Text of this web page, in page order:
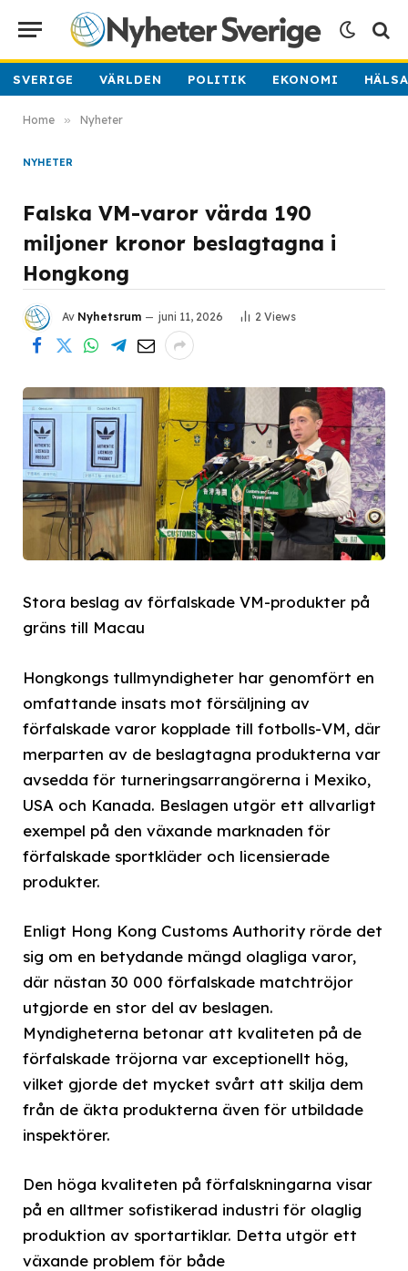
SVERIGE VÄRLDEN POLITIK EKONOMI
Home » Nyheter
NYHETER
Falska VM-varor värda 190
miljoner kronor beslagtagna i
Hongkong
Av Nyhetsrum juni 11, 2026 2 Views
Stora beslag av förfalskade VM-produkter på
gräns till Macau
Hongkongs tullmyndigheter har genomfört en
omfattande insats mot försäljning av
förfalskade varor kopplade till fotbolls-VM, där
merparten av de beslagtagna produkterna var
avsedda för turneringsarrangörerna i Mexiko,
USA och Kanada. Beslagen utgör ett allvarligt
exempel på den växande marknaden för
förfalskade sportkläder och licensierade
produkter.
Enligt Hong Kong Customs Authority rörde det
sig om en betydande mängd olagliga varor,
där nästan 30 000 förfalskade matchtröjor
utgjorde en stor del av beslagen.
Myndigheterna betonar att kvaliteten på de
förfalskade tröjorna var exceptionellt hög,
vilket gjorde det mycket svårt att skilja dem
från de äkta produkterna även för utbildade
inspektörer.
Den höga kvaliteten på förfalskningarna visar
på en alltmer sofistikerad industri för olaglig
produktion av sportartiklar. Detta utgör ett
växande problem för både